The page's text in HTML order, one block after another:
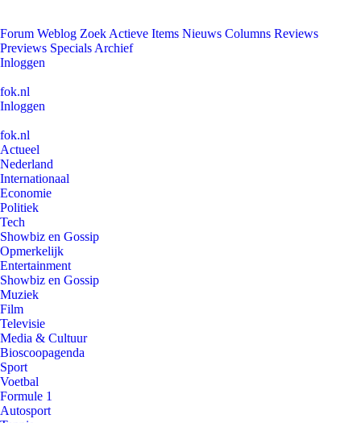
Forum Weblog Zoek Actieve Items Nieuws Columns Reviews
Previews Specials Archief
Inloggen
fok.nl
Inloggen
fok.nl
Actueel
Nederland
Internationaal
Economie
Politiek
Tech
Showbiz en Gossip
Opmerkelijk
Entertainment
Showbiz en Gossip
Muziek
Film
Televisie
Media & Cultuur
Bioscoopagenda
Sport
Voetbal
Formule 1
Autosport